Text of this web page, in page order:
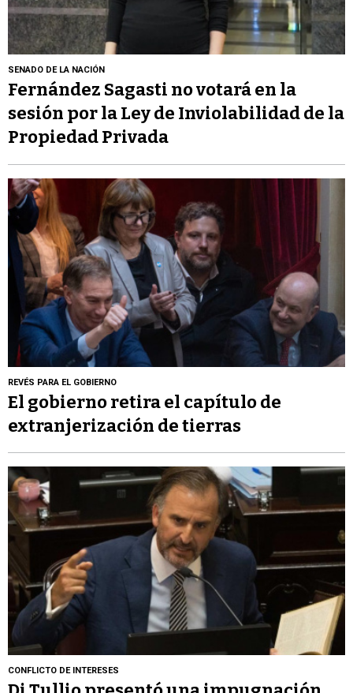
SENADO DE LA NACIÓN
Fernández Sagasti no votará en la
sesión por la Ley de Inviolabilidad de la
Propiedad Privada
REVÉS PARA EL GOBIERNO
El gobierno retira el capítulo de
extranjerización de tierras
CONFLICTO DE INTERESES